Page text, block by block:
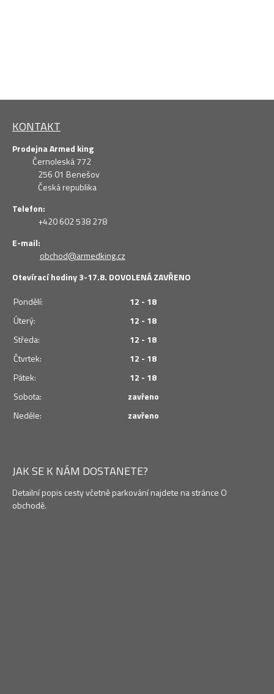
KONTAKT
Prodejna Armed king
Černoleská 772
256 01 Benešov
Česká republika
Telefon:
+420 602 538 278
E-mail:
obchod@armedking.cz
Otevírací hodiny 3-17.8. DOVOLENÁ ZAVŘENO
Pondělí:
12 - 18
Úterý:
12 - 18
Středa:
12 - 18
Čtvrtek:
12 - 18
Pátek:
12 - 18
Sobota:
zavřeno
Neděle:
zavřeno
JAK SE K NÁM DOSTANETE?
Detailní popis cesty včetně parkování najdete na stránce O
obchodě.